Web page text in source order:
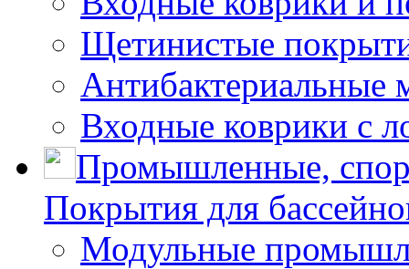
Щетинистые
Антибактериальные
Входные коврики с
Промышленные,
Покрытия для
Модульные